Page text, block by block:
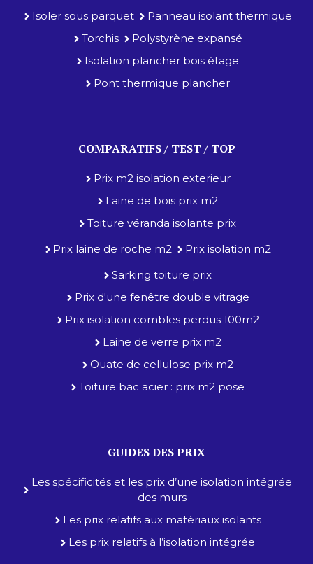
Isoler sous parquet
Panneau isolant thermique
Torchis
Polystyrène expansé
Isolation plancher bois étage
Pont thermique plancher
COMPARATIFS / TEST / TOP
Prix m2 isolation exterieur
Laine de bois prix m2
Toiture véranda isolante prix
Prix laine de roche m2
Prix isolation m2
Sarking toiture prix
Prix d'une fenêtre double vitrage
Prix isolation combles perdus 100m2
Laine de verre prix m2
Ouate de cellulose prix m2
Toiture bac acier : prix m2 pose
GUIDES DES PRIX
Les spécificités et les prix d’une isolation intégrée
des murs
Les prix relatifs aux matériaux isolants
Les prix relatifs à l’isolation intégrée